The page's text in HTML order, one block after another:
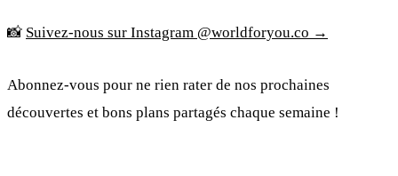
📸 Suivez-nous sur Instagram @worldforyou.co →
Abonnez-vous pour ne rien rater de nos prochaines
découvertes et bons plans partagés chaque semaine !